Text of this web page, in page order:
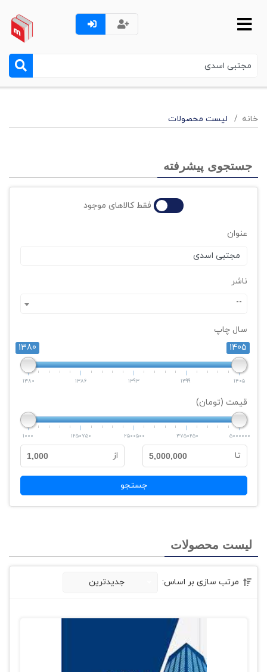
خانه لیست محصولات
جستجوی پیشرفته
فقط کالاهای موجود
عنوان
ناشر
--
سال چاپ
1380
1405
1380 1386 1393 1399 1405
قیمت (تومان)
1000 1250750 2500500 3750250 5000000
تا 5,000,000 از 1,000
جستجو
لیست محصولات
مرتب سازی بر اساس: جدیدترین